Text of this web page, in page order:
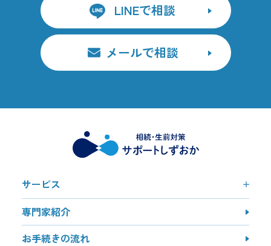
LINEで相談
メールで相談
サービス
専門家紹介
お手続きの流れ